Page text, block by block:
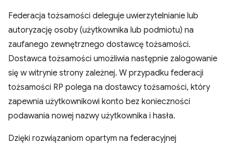
Federacja tożsamości deleguje uwierzytelnianie lub
autoryzację osoby (użytkownika lub podmiotu) na
zaufanego zewnętrznego dostawcę tożsamości.
Dostawca tożsamości umożliwia następnie zalogowanie
się w witrynie strony zależnej. W przypadku federacji
tożsamości RP polega na dostawcy tożsamości, który
zapewnia użytkownikowi konto bez konieczności
podawania nowej nazwy użytkownika i hasła.
Dzięki rozwiązaniom opartym na federacyjnej